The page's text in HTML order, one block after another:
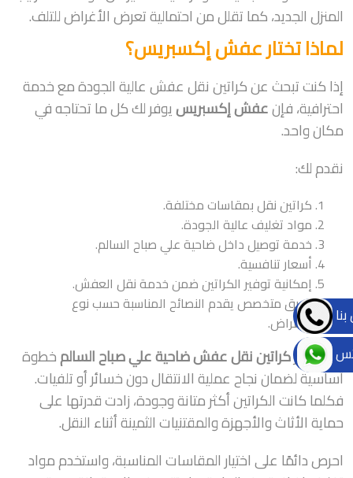
المنزل الجديد، كما تقلل من احتمالية تعرض الأغراض للتلف.
لماذا تختار عفش إكسبريس؟
إذا كنت تبحث عن كراتين نقل عفش عالية الجودة مع خدمة
احترافية، فإنعفش إكسبريسيوفر لك كل ما تحتاجه في
مكان واحد.
نقدم لك:
كراتين نقل بمقاسات مختلفة.
مواد تغليف عالية الجودة.
خدمة توصيل داخل ضاحية علي صباح السالم.
أسعار تنافسية.
إمكانية توفير الكراتين ضمن خدمة نقل العفش.
فريق متخصص يقدم النصائح المناسبة حسب نوع
الأغراض.
يعد اختياركراتين نقل عفش ضاحية علي صباح السالمخطوة
أساسية لضمان نجاح عملية الانتقال دون خسائر أو تلفيات.
فكلما كانت الكراتين أكثر متانة وجودة، زادت قدرتها على
حماية الأثاث والأجهزة والمقتنيات الثمينة أثناء النقل.
احرص دائمًا على اختيار المقاسات المناسبة، واستخدم مواد